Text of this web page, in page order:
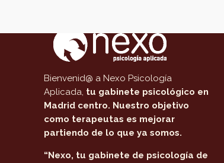
Bienvenid@ a Nexo Psicología
Aplicada, tu gabinete psicológico en
Madrid centro. Nuestro objetivo
como terapeutas es mejorar
partiendo de lo que ya somos.
“Nexo, tu gabinete de psicología de